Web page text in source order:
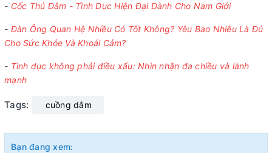
- Cốc Thủ Dâm - Tình Dục Hiện Đại Dành Cho Nam Giới
- Đàn Ông Quan Hệ Nhiều Có Tốt Không? Yêu Bao Nhiêu Là Đủ
Cho Sức Khỏe Và Khoái Cảm?
- Tình dục không phải điều xấu: Nhìn nhận đa chiều và lành
mạnh
Tags: cuồng dâm
Bạn đang xem: